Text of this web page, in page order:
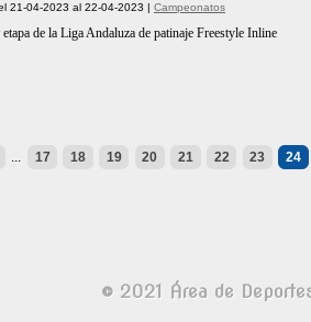
21-04-2023 al 22-04-2023 | Campeonatos
etapa de la Liga Andaluza de patinaje Freestyle Inline
17 18 19 20 21 22 23 24
© 2021 Área de